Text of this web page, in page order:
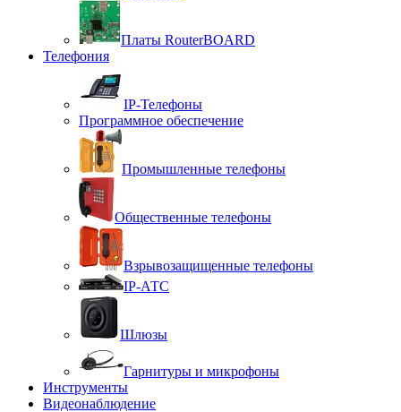
Платы RouterBOARD
Телефония
IP-Телефоны
Программное обеспечение
Промышленные телефоны
Общественные телефоны
Взрывозащищенные телефоны
IP-АТС
Шлюзы
Гарнитуры и микрофоны
Инструменты
Видеонаблюдение